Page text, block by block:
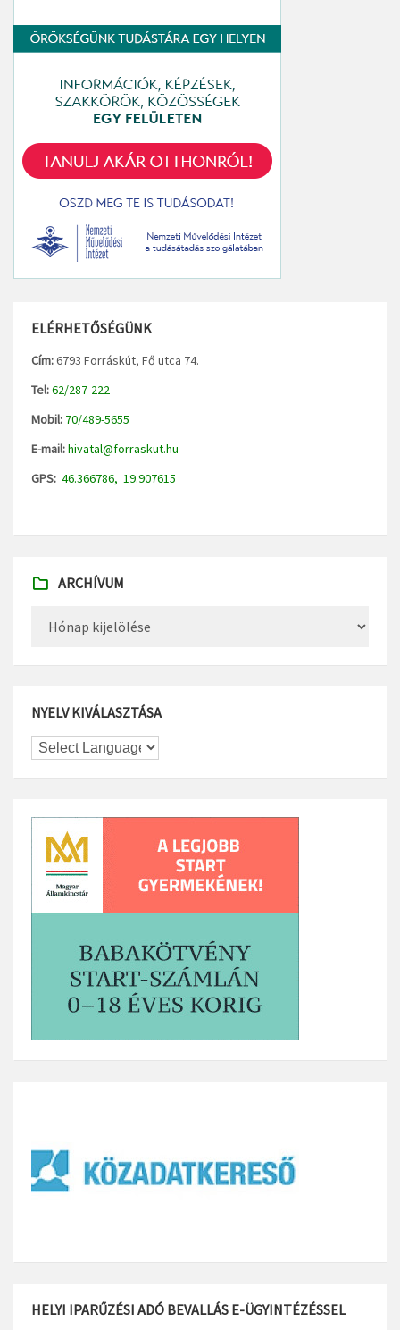
ELÉRHETŐSÉGÜNK
Cím:6793 Forráskút, Fő utca 74.
Tel:62/287-222
Mobil: 70/489-5655
E-mail:hivatal@forraskut.hu
GPS: 46.366786, 19.907615
ARCHÍVUM
NYELV KIVÁLASZTÁSA
HELYI IPARŰZÉSI ADÓ BEVALLÁS E-ÜGYINTÉZÉSSEL